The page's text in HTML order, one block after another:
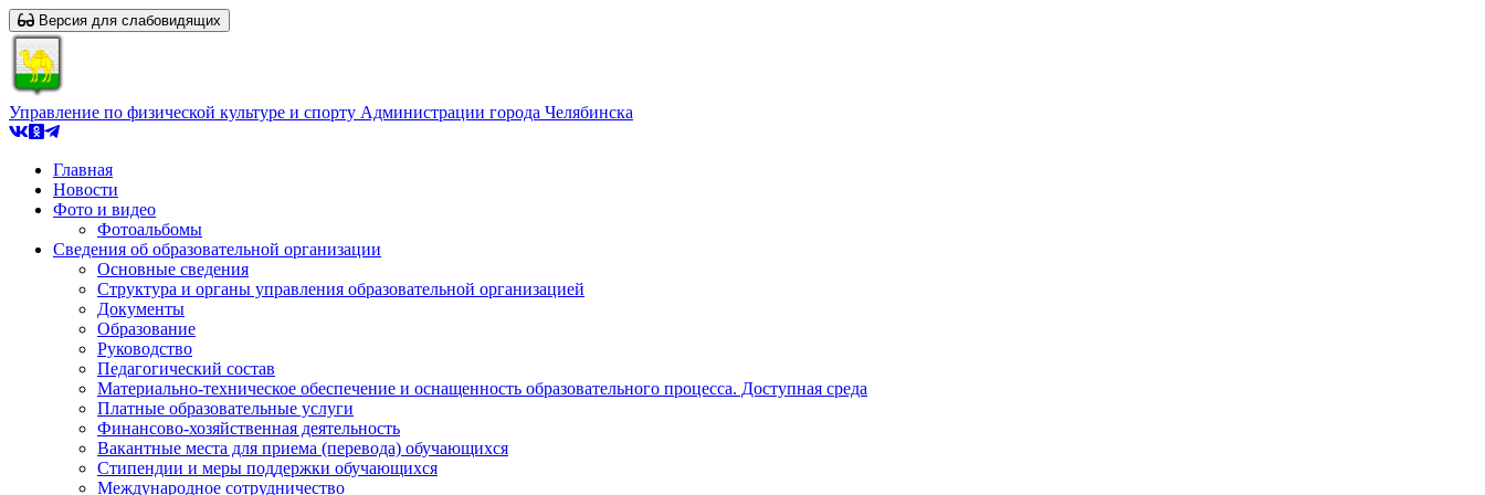
Версия для слабовидящих
Управление по физической культуре и спорту Администрации города Челябинска
Главная
Новости
Фото и видео
Фотоальбомы
Сведения об образовательной организации
Основные сведения
Структура и органы управления образовательной организацией
Документы
Образование
Руководство
Педагогический состав
Материально-техническое обеспечение и оснащенность образовательного процесса. Доступная среда
Платные образовательные услуги
Финансово-хозяйственная деятельность
Вакантные места для приема (перевода) обучающихся
Стипендии и меры поддержки обучающихся
Международное сотрудничество